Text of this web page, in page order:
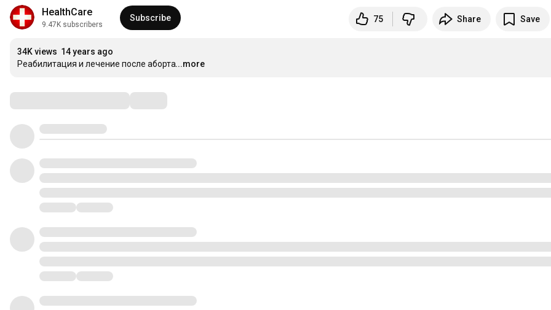
HealthCare
9.47K subscribers
Subscribe 75 Share Save
34K views 14 years ago
Реабилитация и лечение после аборта...more